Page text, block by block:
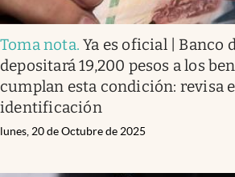
Toma nota.Ya es oficial | Banco
depositará 19,200 pesos a los
cumplan esta condición: revisa
identificación
lunes, 20 de Octubre de 2025